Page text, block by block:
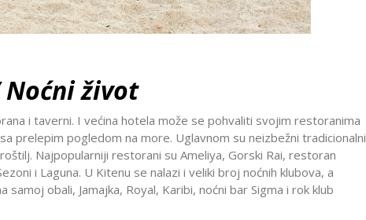
život
i taverni. I većina hotela može se pohvaliti svojim restoranima
prelepim pogledom na more. Uglavnom su neizbežni tradicionalni
Najpopularniji restorani su Ameliya, Gorski Rai, restoran
i Laguna. U Kitenu se nalazi i veliki broj noćnih klubova, a
samoj obali, Jamajka, Royal, Karibi, noćni bar Sigma i rok klub